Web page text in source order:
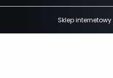
Sklep internetowy